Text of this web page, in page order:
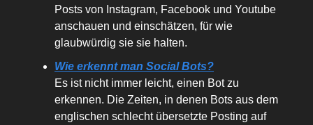
Posts von Instagram, Facebook und Youtube
anschauen und einschätzen, für wie
glaubwürdig sie sie halten.
Wie erkennt man Social Bots?
Es ist nicht immer leicht, einen Bot zu
erkennen. Die Zeiten, in denen Bots aus dem
englischen schlecht übersetzte Posting auf